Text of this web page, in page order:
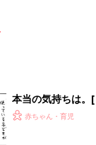
本当の気持ちは。
も２人育ててます
赤ちゃん・育児